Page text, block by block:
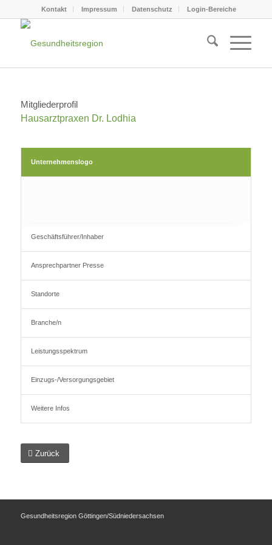
Kontakt Impressum Datenschutz Login-Bereiche
Mitgliederprofil
Hausarztpraxen Dr. Lodhia
Unternehmenslogo
Geschäftsführer/Inhaber
Ansprechpartner Presse
Standorte
Branche/n
Leistungsspektrum
Einzugs-/Versorgungsgebiet
Weitere Infos
Zurück
Gesundheitsregion Göttingen/Südniedersachsen